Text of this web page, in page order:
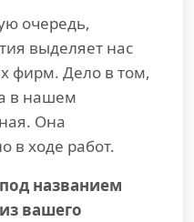
очередь,
выделяет нас
фирм. Дело в том,
в нашем
Она
в ходе работ.
названием
вашего